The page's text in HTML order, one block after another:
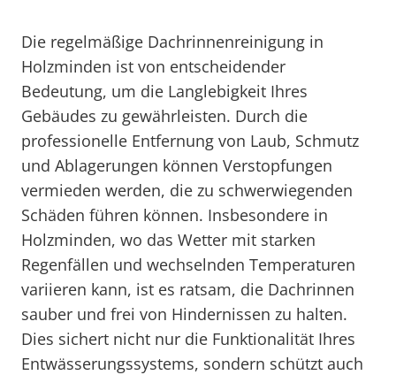
Die regelmäßige Dachrinnenreinigung in
Holzminden ist von entscheidender
Bedeutung, um die Langlebigkeit Ihres
Gebäudes zu gewährleisten. Durch die
professionelle Entfernung von Laub, Schmutz
und Ablagerungen können Verstopfungen
vermieden werden, die zu schwerwiegenden
Schäden führen können. Insbesondere in
Holzminden, wo das Wetter mit starken
Regenfällen und wechselnden Temperaturen
variieren kann, ist es ratsam, die Dachrinnen
sauber und frei von Hindernissen zu halten.
Dies sichert nicht nur die Funktionalität Ihres
Entwässerungssystems, sondern schützt auch